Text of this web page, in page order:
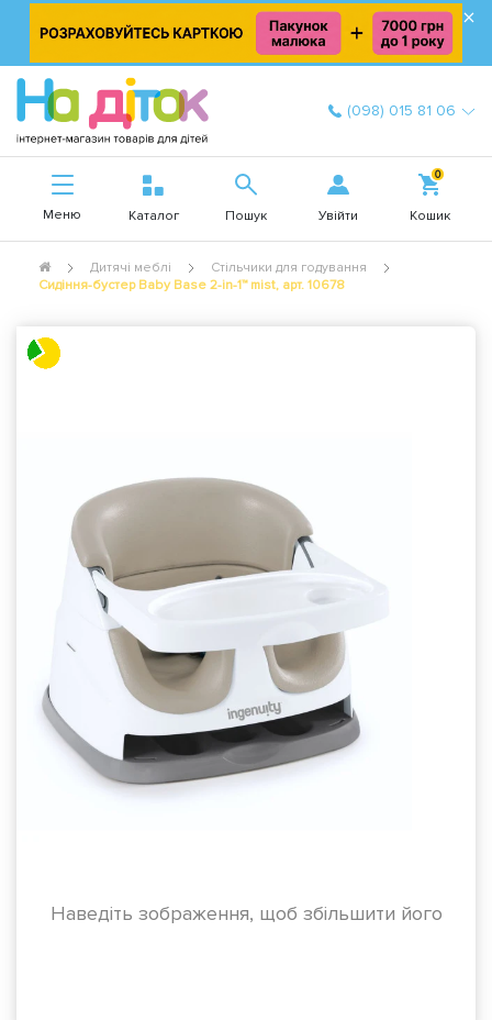
×
(098) 015 81 06
Меню Каталог Пошук Увійти
0
Кошик
Дитячі меблі
Стільчики для годування
Сидіння-бустер Baby Base 2-in-1™ mist, арт. 10678
Наведіть зображення, щоб збільшити його